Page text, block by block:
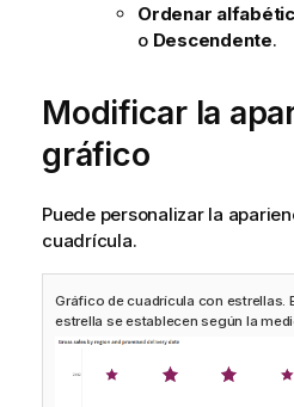
Ordenar
o Descendente.
Modificar la
gráfico
Puede personalizar la
cuadrícula.
Gráfico de cuadrícula con estrellas.
estrella se establecen según la